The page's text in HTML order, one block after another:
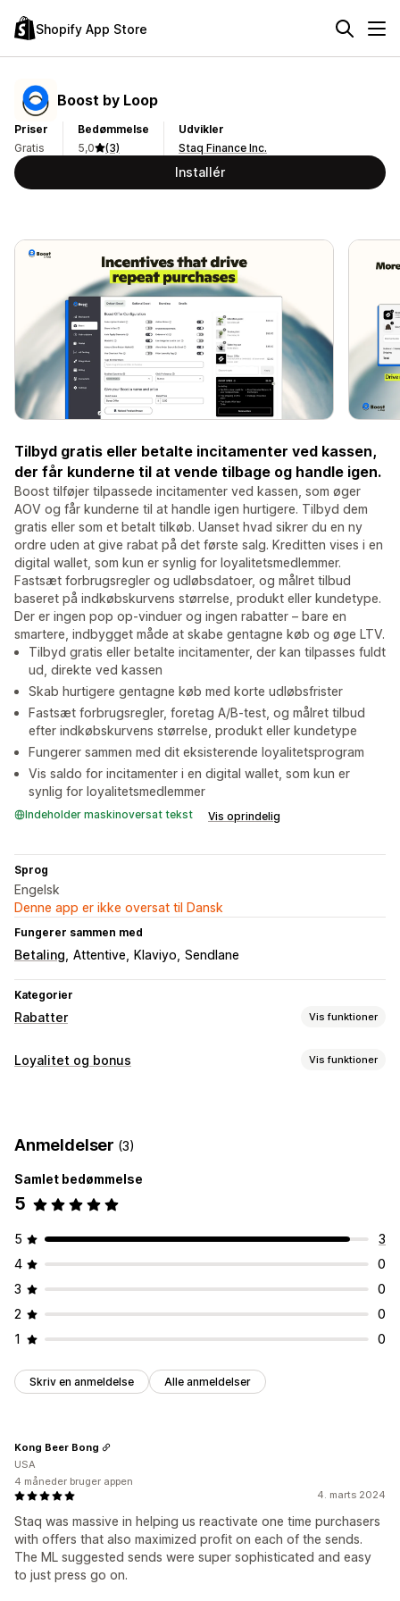
Shopify App Store
Boost by Loop
Priser
Gratis
Bedømmelse
5,0
(3)
Udvikler
Staq Finance Inc.
Installér
Tilbyd gratis eller betalte incitamenter ved kassen,
der får kunderne til at vende tilbage og handle igen.
Boost tilføjer tilpassede incitamenter ved kassen, som øger
AOV og får kunderne til at handle igen hurtigere. Tilbyd dem
gratis eller som et betalt tilkøb. Uanset hvad sikrer du en ny
ordre uden at give rabat på det første salg. Kreditten vises i en
digital wallet, som kun er synlig for loyalitetsmedlemmer.
Fastsæt forbrugsregler og udløbsdatoer, og målret tilbud
baseret på indkøbskurvens størrelse, produkt eller kundetype.
Der er ingen pop op-vinduer og ingen rabatter – bare en
smartere, indbygget måde at skabe gentagne køb og øge LTV.
Tilbyd gratis eller betalte incitamenter, der kan tilpasses fuldt
ud, direkte ved kassen
Skab hurtigere gentagne køb med korte udløbsfrister
Fastsæt forbrugsregler, foretag A/B-test, og målret tilbud
efter indkøbskurvens størrelse, produkt eller kundetype
Fungerer sammen med dit eksisterende loyalitetsprogram
Vis saldo for incitamenter i en digital wallet, som kun er
synlig for loyalitetsmedlemmer
Indeholder maskinoversat tekst Vis oprindelig
Sprog
Engelsk
Denne app er ikke oversat til Dansk
Fungerer sammen med
Betaling Attentive Klaviyo Sendlane
Kategorier
Rabatter Vis funktioner
Rabattyper
Kampagner Udløsere og regler
Liste til indsamling af mailadresser
Segmentering
Loyalitet og bonus Vis funktioner
Programmer for kontant tilbagebetaling
Digitale tegnebøger
Belønninger, du kan tilbyde
Anmeldelser (3)
Samlet bedømmelse
5
5
3
4
0
3
0
2
0
1
0
Skriv en anmeldelse Alle anmeldelser
4. marts 2024
Staq was massive in helping us reactivate one time purchasers
with offers that also maximized profit on each of the sends.
The ML suggested sends were super sophisticated and easy
to just press go on.
Kong Beer Bong
USA
4 måneder bruger appen